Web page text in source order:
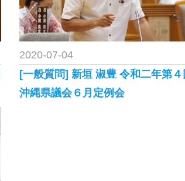
2020-07-04
[一般質問] 新垣 淑豊 令和二年第４
沖縄県議会６月定例会